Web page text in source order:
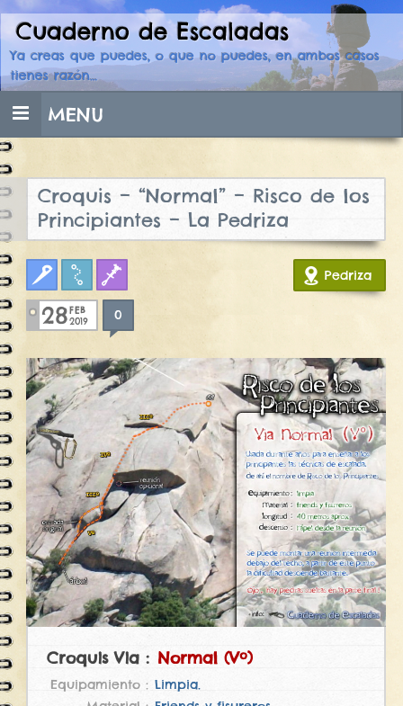
Skip
content
Cuaderno de Escaladas
Ya creas que puedes, o que no puedes, en ambos casos
tienes razón…
MENU
Croquis – “Normal” – Risco de los
Principiantes – La Pedriza
ClasicaCroquisFisuras Pedriza
28 FEB
2019 0
Normal (Vº)
Limpia.